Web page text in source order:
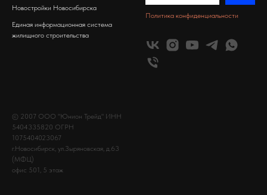
Новостройки Новосибирска
Единая информационная система
жилищного строительства
Политика конфиденциальности
© 2007 ООО "Юнион Трейд" ИНН
5404335820 ОГРН
1075404023067
г.Новосибирск, ул.Зыряновская, д.63
(МФЦ)
офис 501, 5 этаж